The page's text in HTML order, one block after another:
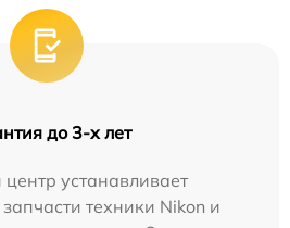
до 3-х лет
устанавливает
техники Nikon и